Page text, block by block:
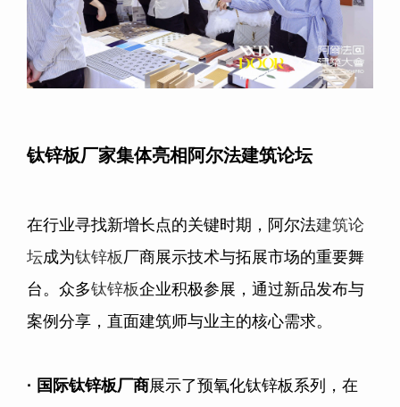
钛锌板厂家集体亮相阿尔法建筑论坛
在行业寻找新增长点的关键时期，阿尔法建筑论
坛成为钛锌板 厂商展示技术与拓展市场的重要舞
台。众多钛锌板企业积极参展，通过新品发布与
案例分享，直面建筑师与业主的核心需求。
· 国际钛锌板厂商展示了预氧化钛锌板系列，在